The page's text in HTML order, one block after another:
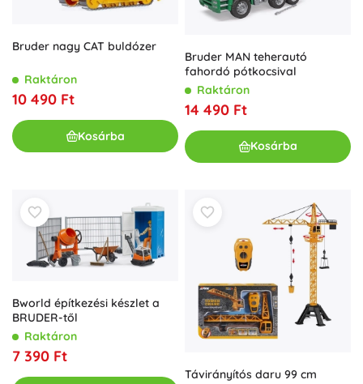
Bruder nagy CAT buldózer
Raktáron
10 490 Ft
Kosárba
Bruder MAN teherautó
fahordó pótkocsival
Raktáron
14 490 Ft
Kosárba
Bworld építkezési készlet a
BRUDER-től
Raktáron
7 390 Ft
Távirányítós daru 99 cm